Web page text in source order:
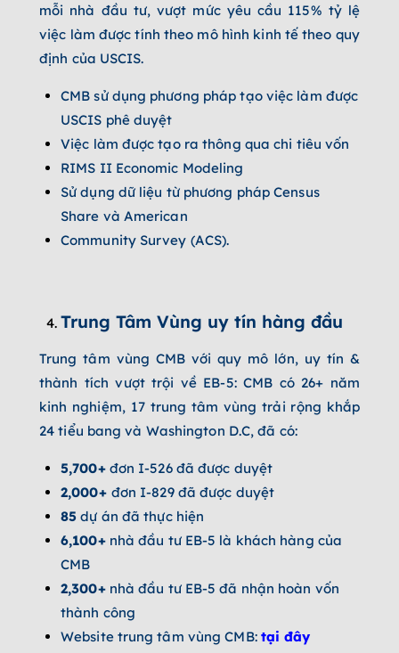
mỗi nhà đầu tư, vượt mức yêu cầu 115% tỷ lệ
việc làm được tính theo mô hình kinh tế theo quy
định của USCIS.
CMB sử dụng phương pháp tạo việc làm được
USCIS phê duyệt
Việc làm được tạo ra thông qua chi tiêu vốn
RIMS II Economic Modeling
Sử dụng dữ liệu từ phương pháp Census
Share và American
Community Survey (ACS).
Trung Tâm Vùng uy tín hàng đầu
Trung tâm vùng CMB với quy mô lớn, uy tín &
thành tích vượt trội về EB-5: CMB có 26+ năm
kinh nghiệm, 17 trung tâm vùng trải rộng khắp
24 tiểu bang và Washington D.C, đã có:
5,700+đơn I-526 đã được duyệt
2,000+ đơn I-829 đã được duyệt
85 dự án đã thực hiện
6,100+nhà đầu tư EB-5 là khách hàng của
CMB
2,300+nhà đầu tư EB-5 đã nhận hoàn vốn
thành công
Website trung tâm vùng CMB: tại đây